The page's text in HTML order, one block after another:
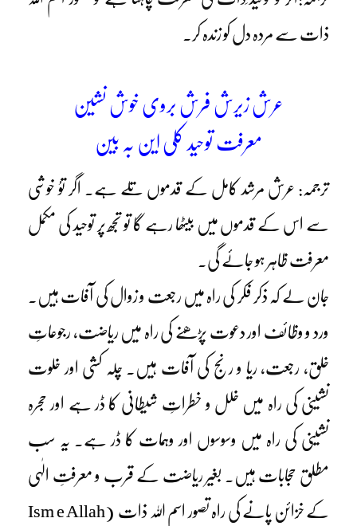
ذات سے مردہ دل کو زندہ کر۔
عرش زیرش فرش بروی خوش نشین
معرفت توحید کلی این بہ بین
ترجمہ: عرش مرشد کامل کے قدموں تلے ہے۔ اگر توُ خوشی
سے اس کے قدموں میں بیٹھا رہے گا تو تجھ پر توحید کی مکمل
معرفت ظاہر ہو جائے گی۔
جان لے کہ ذکر فکر کی راہ میں رجعت و زوال کی آفات ہیں۔
ورد و وظائف اور دعوت پڑھنے کی راہ میں ریاضت، رجوعاتِ
خلق، رجعت، ریا و رنج کی آفات ہیں۔ چلہ کشی اور خلوت
نشینی کی راہ میں خلل و خطراتِ شیطانی کا ڈر ہے اور حجرہ
نشینی کی راہ میں وسوسوں اور وہمات کا ڈر ہے۔ یہ سب
مطلق حجابات ہیں۔ بغیر ریاضت کے قرب و معرفتِ الٰہی
کے خزائن پانے کی راہ تصور اسم اللہ ذات (Ism e Allah